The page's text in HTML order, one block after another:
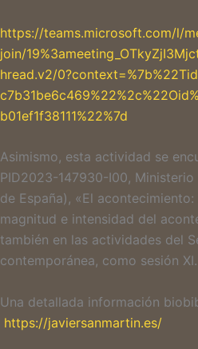
https://teams.microsoft.com/l/
join/
hread.v2/
b01ef1f38111%22%7d
Asimismo, esta actividad se
PID2023-147930-I00,
de España), «El
magnitud e intensidad del
también en las actividades del
contemporánea, como sesión XI.
Una detallada información
https://javiersanmartin.es/